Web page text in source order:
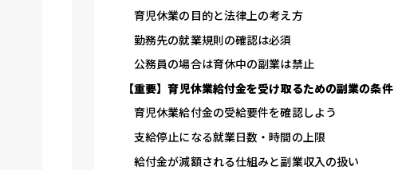
育児休業の目的と法律上の考え方
勤務先の就業規則の確認は必須
公務員の場合は育休中の副業は禁止
【重要】育児休業給付金を受け取るための副業の条件
育児休業給付金の受給要件を確認しよう
支給停止になる就業日数・時間の上限
給付金が減額される仕組みと副業収入の扱い